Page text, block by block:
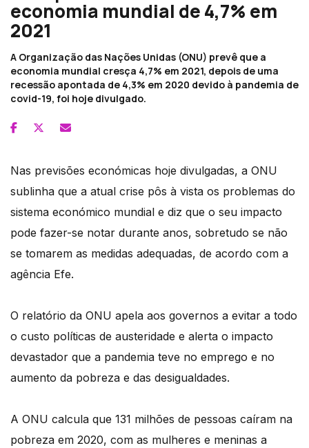
economia mundial de 4,7% em
2021
A Organização das Nações Unidas (ONU) prevê que a
economia mundial cresça 4,7% em 2021, depois de uma
recessão apontada de 4,3% em 2020 devido à pandemia de
covid-19, foi hoje divulgado.
Nas previsões económicas hoje divulgadas, a ONU
sublinha que a atual crise pôs à vista os problemas do
sistema económico mundial e diz que o seu impacto
pode fazer-se notar durante anos, sobretudo se não
se tomarem as medidas adequadas, de acordo com a
agência Efe.
O relatório da ONU apela aos governos a evitar a todo
o custo políticas de austeridade e alerta o impacto
devastador que a pandemia teve no emprego e no
aumento da pobreza e das desigualdades.
A ONU calcula que 131 milhões de pessoas caíram na
pobreza em 2020, com as mulheres e meninas a